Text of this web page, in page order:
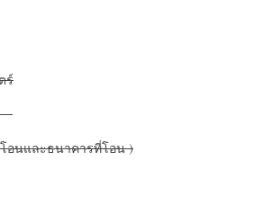
ร์
ว
อนและธนาคารที่โอน )